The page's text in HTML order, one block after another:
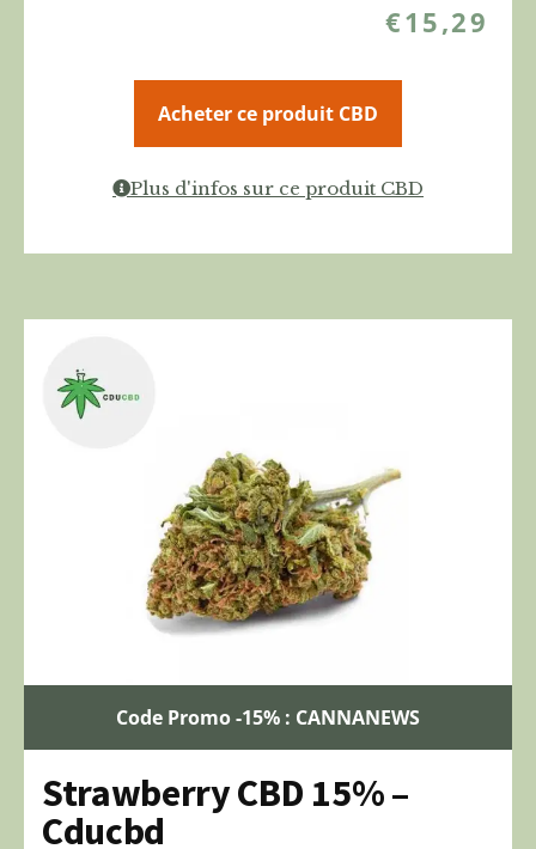
€15,29
Acheter ce produit CBD
Plus d'infos sur ce produit CBD
Code Promo -15% : CANNANEWS
Strawberry CBD 15% –
Cducbd